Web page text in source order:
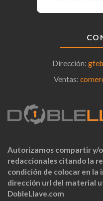
Dirección:
Ventas:
Autorizamos compartir y/
redaccionales citando la
condición de colocar en
dirección url del material
DobleLlave.com